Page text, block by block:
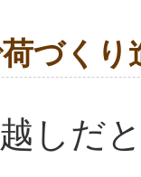
づくり
しだ